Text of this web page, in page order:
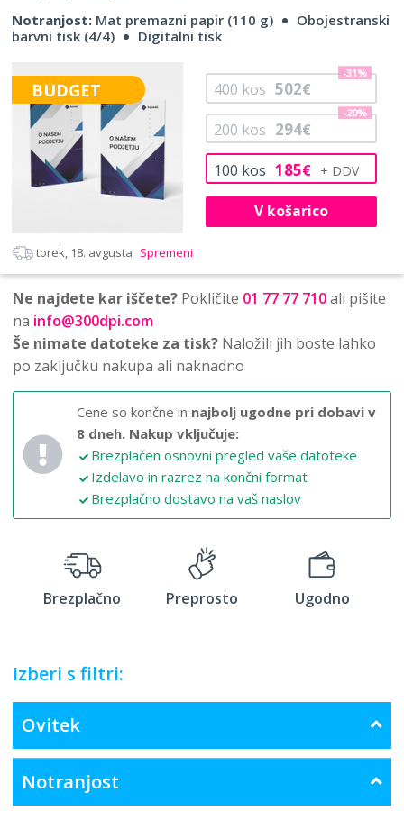
Notranjost: Mat premazni papir (110 g)
Obojestranski
barvni tisk (4/4)
Digitalni tisk
BUDGET
100 kos 185€
200 kos 294€
-20%
400 kos 502€
-31%
V košarico
torek, 18. avgusta Spremeni
Ne najdete kar iščete? Pokličite 01 77 77 710ali pišite
na info@300dpi.com
Še nimate datoteke za tisk? Naložili jih boste lahko
po zaključku nakupa ali naknadno
Cene so končne in najbolj ugodne pri dobavi v
8 dneh. Nakup vključuje:
Brezplačen osnovni pregled vaše datoteke
Izdelavo in razrez na končni format
Brezplačno dostavo na vaš naslov
Brezplačno Preprosto Ugodno
Izberi s filtri:
Ovitek
Notranjost